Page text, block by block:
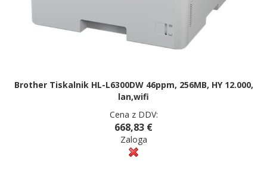
Brother Tiskalnik HL-L6300DW 46ppm, 256MB, HY 12.000,
lan,wifi
Cena z DDV:
668,83 €
Zaloga